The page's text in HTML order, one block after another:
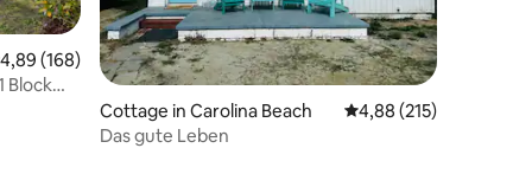
Bewertungen
Bewertung: 4,89 von 5, 168 Bewertungen
4,89 (168)
Block
Cottage in Carolina Beach Durchschnittliche
4,88 (215)
Das gute Leben